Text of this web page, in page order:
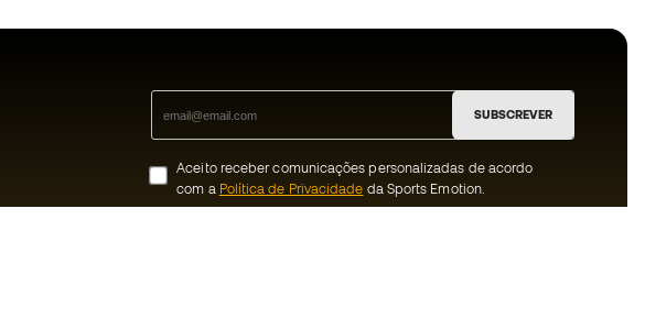
SUBSCREVER
Aceito receber comunicações personalizadas de acordo
com a Política de Privacidade da Sports Emotion.